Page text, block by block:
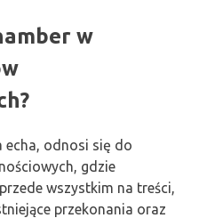
w
echa, odnosi się do
gdzie
wszystkim na treści,
przekonania oraz